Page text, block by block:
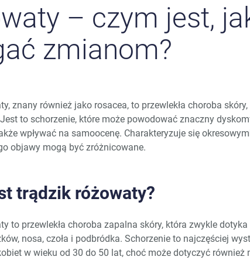
– czym jest,
zmianom?
znany również jako rosacea, to przewlekła choroba
to schorzenie, które może powodować znaczny
wpływać na samoocenę. Charakteryzuje się
objawy mogą być zróżnicowane.
trądzik różowaty?
to przewlekła choroba zapalna skóry, która zwykle
nosa, czoła i podbródka. Schorzenie to najczęściej
w wieku od 30 do 50 lat, choć może dotyczyć również